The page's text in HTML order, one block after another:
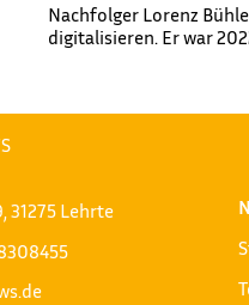
Nachfolger Lorenz
digitalisieren. Er war
31275 Lehrte